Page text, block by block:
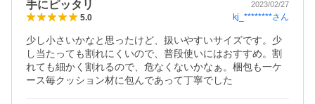
手にピッタリ 2023/02/27
5.0 kj_********さん
少し小さいかなと思ったけど、扱いやすいサイズです。少
し当たっても割れにくいので、普段使いにはおすすめ。割
れても細かく割れるので、危なくないかなぁ。梱包も一ケ
ース毎クッション材に包んであって丁寧でした